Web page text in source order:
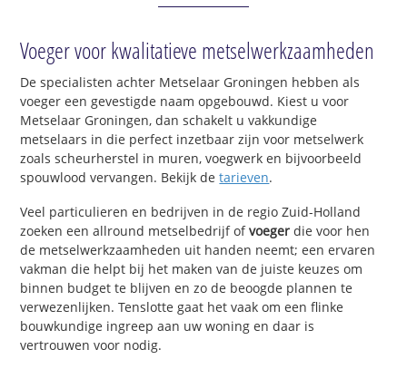
Voeger voor kwalitatieve metselwerkzaamheden
De specialisten achter Metselaar Groningen hebben als
voeger een gevestigde naam opgebouwd. Kiest u voor
Metselaar Groningen, dan schakelt u vakkundige
metselaars in die perfect inzetbaar zijn voor metselwerk
zoals scheurherstel in muren, voegwerk en bijvoorbeeld
spouwlood vervangen. Bekijk detarieven.
Veel particulieren en bedrijven in de regio Zuid-Holland
zoeken een allround metselbedrijf ofvoeger die voor hen
de metselwerkzaamheden uit handen neemt; een ervaren
vakman die helpt bij het maken van de juiste keuzes om
binnen budget te blijven en zo de beoogde plannen te
verwezenlijken. Tenslotte gaat het vaak om een flinke
bouwkundige ingreep aan uw woning en daar is
vertrouwen voor nodig.